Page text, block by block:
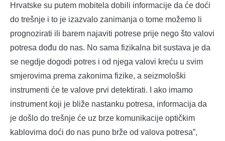
Hrvatske su putem mobitela dobili informacije da će doći
do trešnje i to je izazvalo zanimanja o tome možemo li
prognozirati ili barem najaviti potrese prije nego što valovi
potresa dođu do nas. No sama fizikalna bit sustava je da
se negdje dogodi potres i od njega valovi kreću u svim
smjerovima prema zakonima fizike, a seizmološki
instrumenti će te valove prvi detektirati. I ako imamo
instrument koji je bliže nastanku potresa, informacija da
je došlo do trešnje će uz brze komunikacije optičkim
kablovima doći do nas puno brže od valova potresa”,